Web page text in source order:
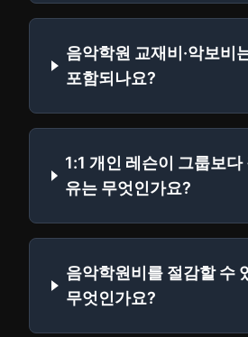
음악학원 교재비·악보비
포함되나요?
1:1 개인 레슨이 그룹보다
유는 무엇인가요?
음악학원비를 절감할 수
무엇인가요?